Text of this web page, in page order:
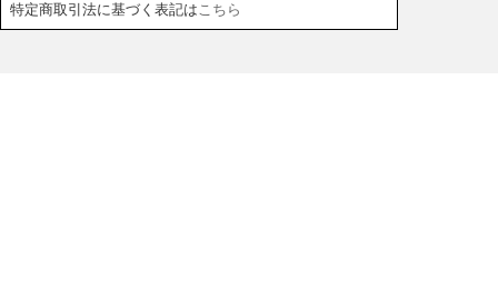
特定商取引法に基づく表記はこちら